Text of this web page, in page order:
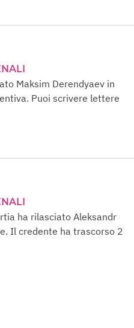
Maksim Derendyaev in
Puoi scrivere lettere
ha rilasciato Aleksandr
Il credente ha trascorso 2